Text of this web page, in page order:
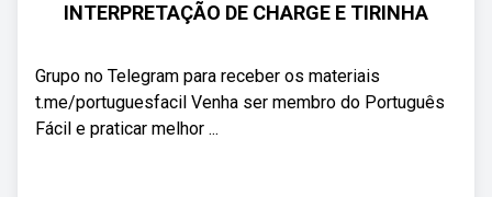
INTERPRETAÇÃO DE CHARGE E TIRINHA
Grupo no Telegram para receber os materiais
t.me/portuguesfacil Venha ser membro do Português
Fácil e praticar melhor ...